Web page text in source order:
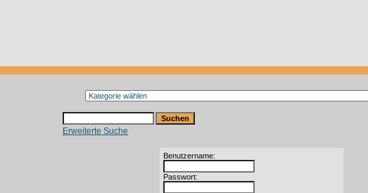
Erweiterte Suche
Benutzername:
Passwort: